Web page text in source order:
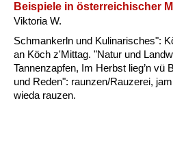
Beispiele in österreichischer
Viktoria W.
Schmankerln und Kulinarisches":
an Köch z'Mittag. "Natur und
Tannenzapfen, Im Herbst lieg’n vü
und Reden": raunzen/Rauzerei,
wieda rauzen.